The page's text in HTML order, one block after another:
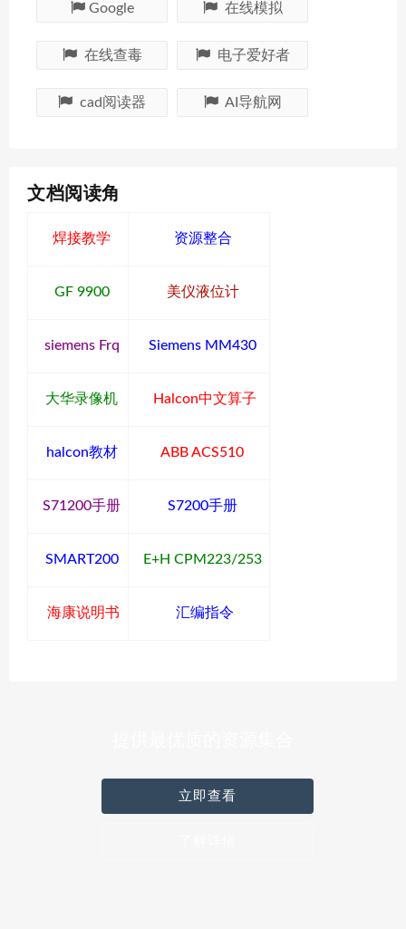
Google 在线模拟
在线查毒 电子爱好者
cad阅读器 AI导航网
文档阅读角
焊接教学 资源整合
GF 9900 美仪液位计
siemens Frq Siemens MM430
大华录像机 Halcon中文算子
halcon教材 ABB ACS510
S71200手册 S7200手册
SMART200 E+H CPM223/253
海康说明书 汇编指令
立即查看